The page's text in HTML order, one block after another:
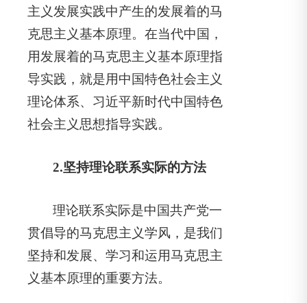
主义发展实践中产生的发展着的马
克思主义基本原理。在当代中国，
用发展着的马克思主义基本原理指
导实践，就是用中国特色社会主义
理论体系、习近平新时代中国特色
社会主义思想指导实践。
2.坚持理论联系实际的方法
理论联系实际是中国共产党一
贯倡导的马克思主义学风，是我们
坚持和发展、学习和运用马克思主
义基本原理的重要方法。